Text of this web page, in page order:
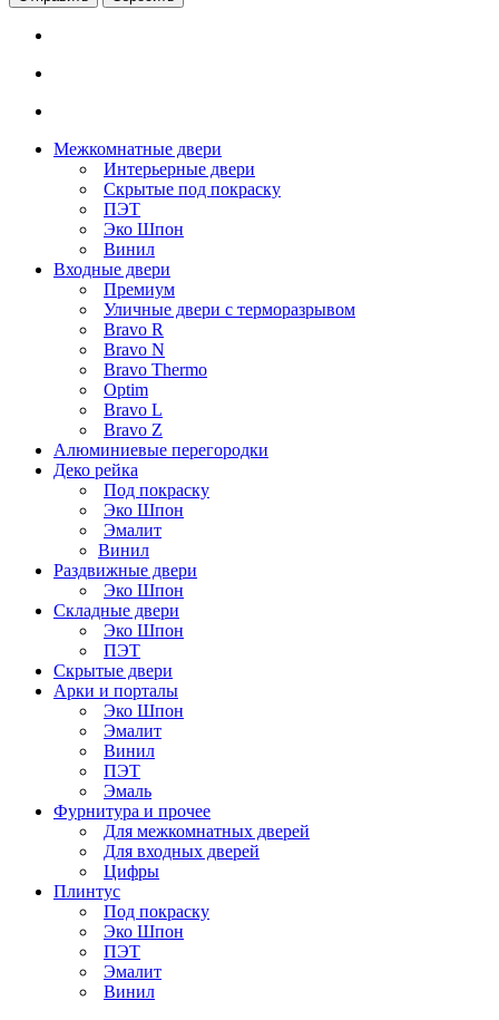
Межкомнатные двери
Интерьерные двери
Скрытые под покраску
ПЭТ
Эко Шпон
Винил
Входные двери
Премиум
Уличные двери с терморазрывом
Bravo R
Bravo N
Bravo Thermo
Optim
Bravo L
Bravo Z
Алюминиевые перегородки
Деко рейка
Под покраску
Эко Шпон
Эмалит
Винил
Раздвижные двери
Эко Шпон
Складные двери
Эко Шпон
ПЭТ
Скрытые двери
Арки и порталы
Эко Шпон
Эмалит
Винил
ПЭТ
Эмаль
Фурнитура и прочее
Для межкомнатных дверей
Для входных дверей
Цифры
Плинтус
Под покраску
Эко Шпон
ПЭТ
Эмалит
Винил